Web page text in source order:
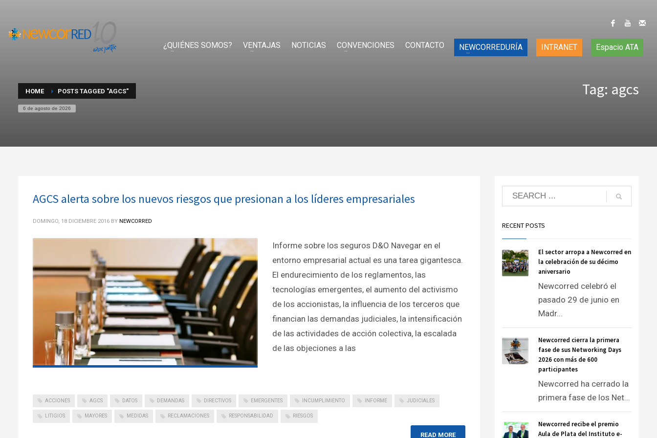
¿QUIÉNES SOMOS? VENTAJAS NOTICIAS CONVENCIONES CONTACTO NEWCORREDURÍA INTRANET Espacio ATA
HOME POSTS TAGGED "AGCS"
6 de agosto de 2026
Tag: agcs
AGCS alerta sobre los nuevos riesgos que presionan a los líderes empresariales
DOMINGO, 18 DICIEMBRE 2016 BY NEWCORRED
Informe sobre los seguros D&O Navegar en el
entorno empresarial actual es una tarea gigantesca.
El endurecimiento de los reglamentos, las
tecnologías emergentes, el aumento del activismo
de los accionistas, la influencia de los terceros que
financian las demandas judiciales, la intensificación
de las actividades de acción colectiva, la escalada
de las objeciones a las
ACCIONES AGCS DATOS DEMANDAS DIRECTIVOS EMERGENTES INCUMPLIMIENTO INFORME JUDICIALES
LITIGIOS MAYORES MEDIDAS RECLAMACIONES RESPONSABILIDAD RIESGOS
READ MORE
RECENT POSTS
El sector arropa a Newcorred en
la celebración de su décimo
aniversario
Newcorred celebró el
pasado 29 de junio en
Madr...
Newcorred cierra la primera
fase de sus Networking Days
2026 con más de 600
participantes
Newcorred ha cerrado la
primera fase de los Net...
Newcorred recibe el premio
Aula de Plata del Instituto e-